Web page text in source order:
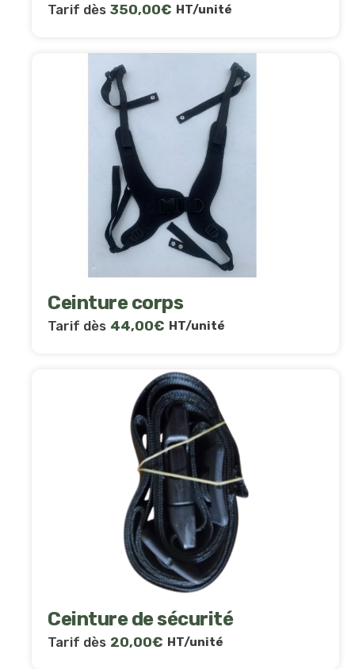
Tarif dès 350,00€ HT/unité
Ceinture corps
Tarif dès 44,00€ HT/unité
Ceinture de sécurité
Tarif dès 20,00€ HT/unité